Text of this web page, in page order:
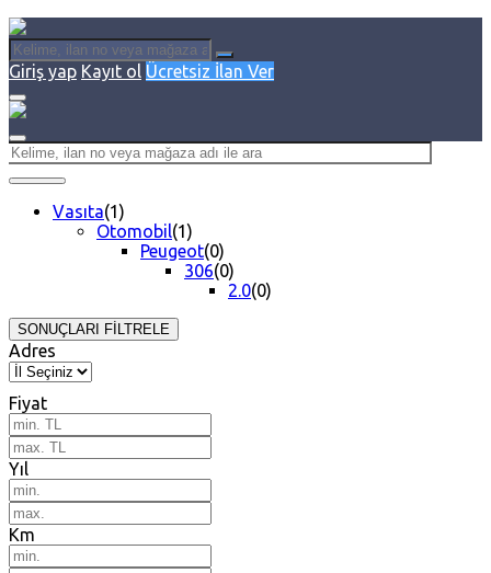
Giriş yap Kayıt ol Ücretsiz İlan Ver
Vasıta(1)
Otomobil(1)
Peugeot(0)
306(0)
2.0(0)
SONUÇLARI FİLTRELE
Adres
Fiyat
Yıl
Km